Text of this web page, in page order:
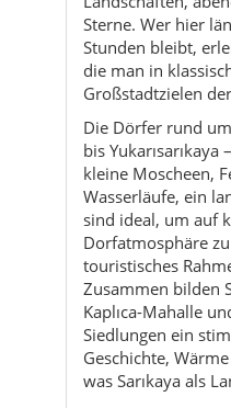
Die Dörfer rund um
bis Yukarısarıkaya
kleine Moscheen,
Wasserläufe, ein
sind ideal, um auf
Dorfatmosphäre
touristisches
Zusammen bilden
Kaplıca-Mahalle
Siedlungen ein
Geschichte, Wärme
was Sarıkaya als
Kultur &
Aktivitäten